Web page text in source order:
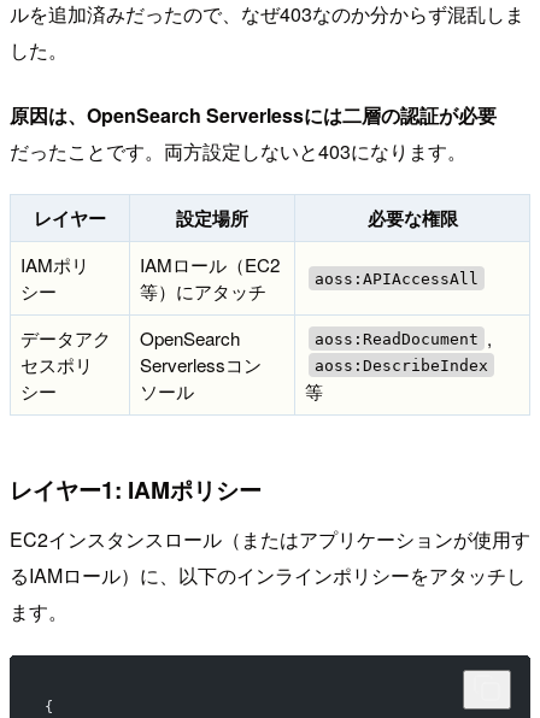
ルを追加済みだったので、なぜ403なのか分からず混乱しま
した。
原因は、OpenSearch Serverlessには二層の認証が必要
だったことです。両方設定しないと403になります。
レイヤー 設定場所 必要な権限
IAMポリ
シー
IAMロール（EC2
等）にアタッチ
aoss:APIAccessAll
データアク
セスポリ
シー
OpenSearch
Serverlessコン
ソール
aoss:ReadDocument ,
aoss:DescribeIndex
等
レイヤー1: IAMポリシー
EC2インスタンスロール（またはアプリケーションが使用す
るIAMロール）に、以下のインラインポリシーをアタッチし
ます。
{